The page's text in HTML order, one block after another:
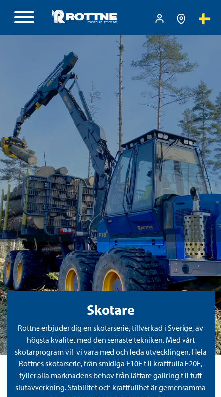
Skotare
Rottne erbjuder dig en skotarserie, tillverkad i Sverige, av
högsta kvalitet med den senaste tekniken. Med vårt
skotarprogram vill vi vara med och leda utvecklingen. Hela
Rottnes skotarserie, från smidiga F10E till kraftfulla F20E,
fyller alla marknadens behov från lättare gallring till tuff
slutavverkning. Stabilitet och kraftfullhet är gemensamma